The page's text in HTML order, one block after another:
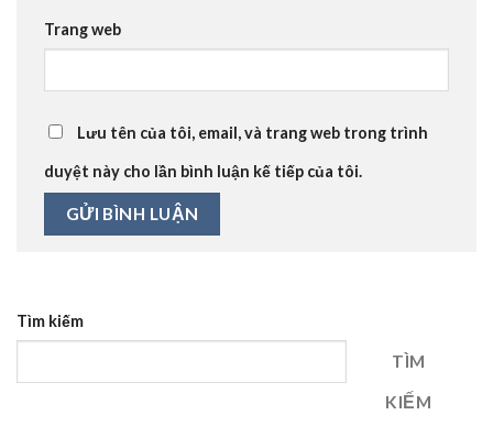
Trang web
Lưu tên của tôi, email, và trang web trong trình
duyệt này cho lần bình luận kế tiếp của tôi.
Tìm kiếm
TÌM
KIẾM